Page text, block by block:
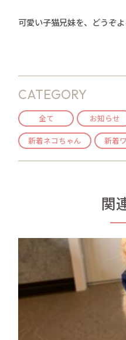
可愛い子猫兄妹を、どうぞ
CATEGORY
全て お知らせ
新着ネコちゃん
新着
関